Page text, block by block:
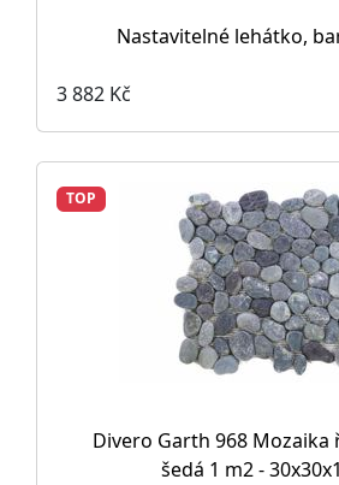
Nastavitelné lehátko,
3 882 Kč
TOP
Divero Garth 968 Mozaika
šedá 1 m2 -